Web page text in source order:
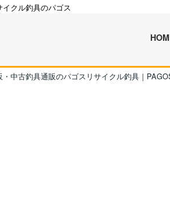
クル釣具のパゴス
中古釣具通販のパゴスリサイクル釣具｜